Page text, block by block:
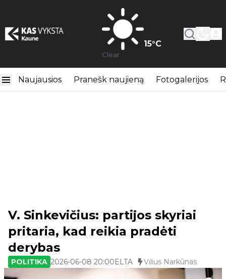
15°C
Clear
Naujausios Pranešk naujieną Fotogalerijos
V. Sinkevičius: partijos skyriai
pritaria, kad reikia pradėti
derybas
POLITIKA 2026-06-08 20:00ELTA Vilius Narkūnas